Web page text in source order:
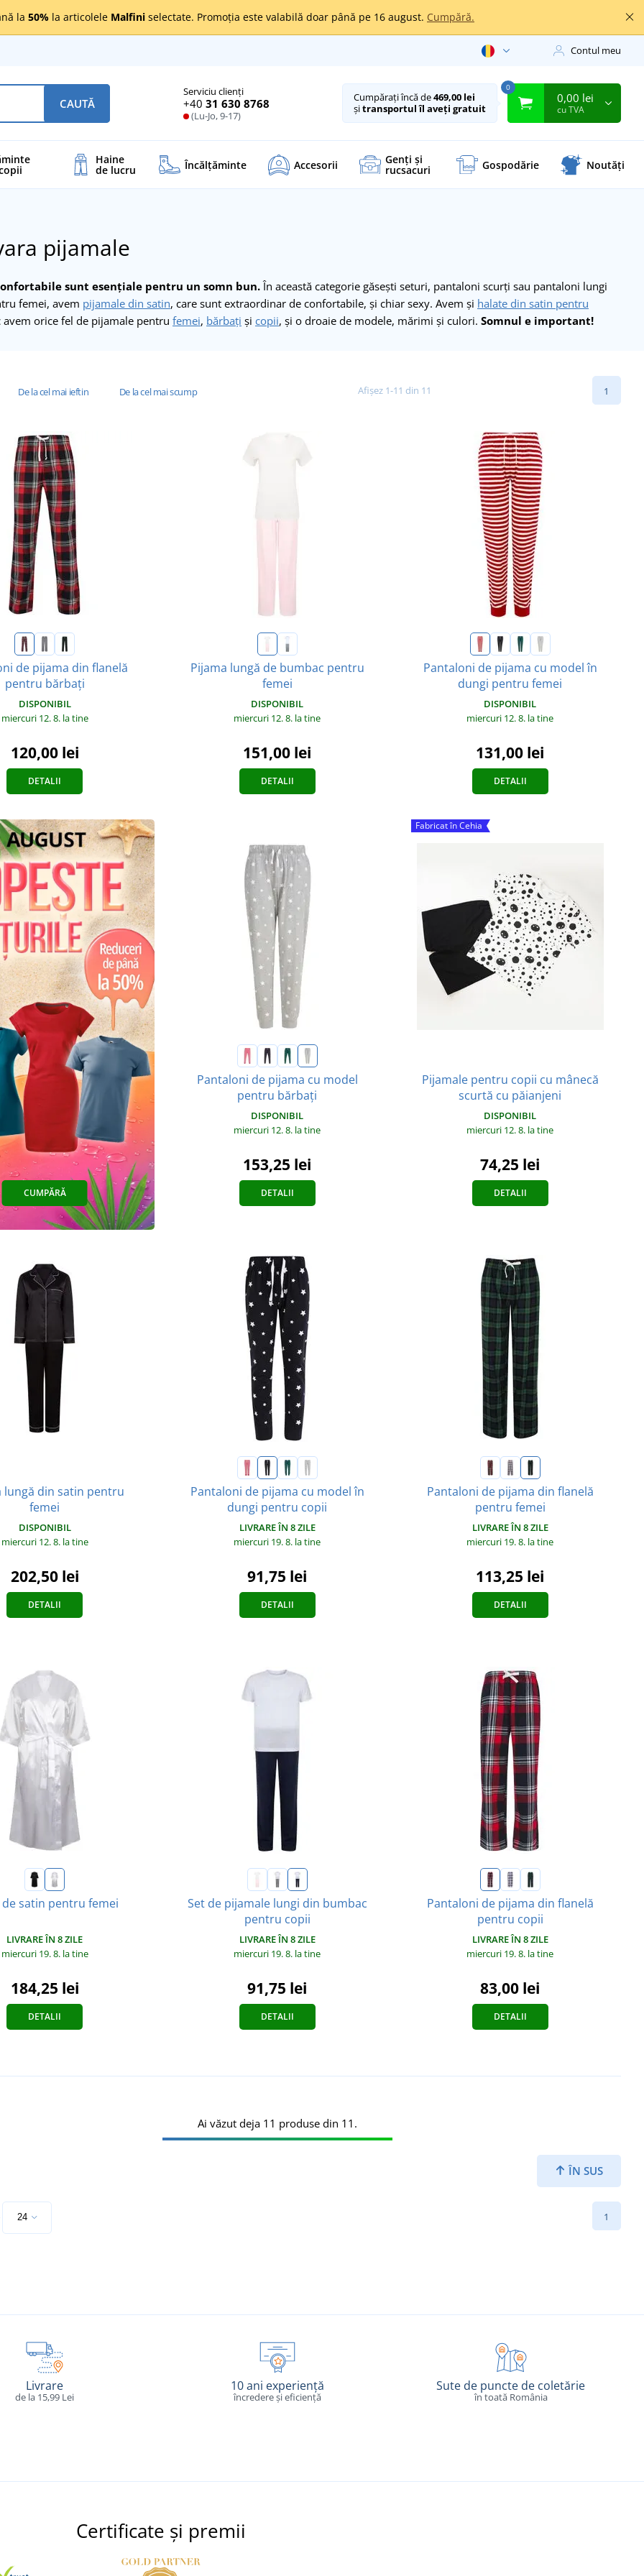
la 50% la articolele Malfini selectate. Promoția este valabilă doar până pe 16 august. Cumpără.
Contul meu
Serviciu clienți
+40 31 630 8768
(Lu-Jo, 9-17)
CAUTĂ Cumpărați încă de469,00 lei
șitransportul îl aveți gratuit
0
0,00 lei
cu TVA
Haine
de lucru Încălţăminte Accesorii Genți și
rucsacuri Gospodărie Noutăți
pijamale
sunt esențiale pentru un somn bun.În această categorie găsești seturi, pantaloni scurți sau pantaloni lungi
femei, avem pijamale din satin, care sunt extraordinar de confortabile, și chiar sexy. Avem și halate din satin pentru
avem orice fel de pijamale pentru femei, bărbați și copii, și o droaie de modele, mărimi și culori. Somnul e important!
De la cel mai ieftin De la cel mai scump Afișez 1-11 din 11 1
de pijama din flanelă
pentru bărbați
DISPONIBIL
miercuri 12. 8. la tine
120,00 lei
DETALII
Pijama lungă de bumbac pentru
femei
DISPONIBIL
miercuri 12. 8. la tine
151,00 lei
DETALII
Pantaloni de pijama cu model în
dungi pentru femei
DISPONIBIL
miercuri 12. 8. la tine
131,00 lei
DETALII
CUMPĂRĂ
Pantaloni de pijama cu model
pentru bărbați
DISPONIBIL
miercuri 12. 8. la tine
153,25 lei
DETALII
Fabricat în Cehia
Pijamale pentru copii cu mânecă
scurtă cu păianjeni
DISPONIBIL
miercuri 12. 8. la tine
74,25 lei
DETALII
lungă din satin pentru
femei
DISPONIBIL
miercuri 12. 8. la tine
202,50 lei
DETALII
Pantaloni de pijama cu model în
dungi pentru copii
LIVRARE ÎN 8 ZILE
miercuri 19. 8. la tine
91,75 lei
DETALII
Pantaloni de pijama din flanelă
pentru femei
LIVRARE ÎN 8 ZILE
miercuri 19. 8. la tine
113,25 lei
DETALII
de satin pentru femei
LIVRARE ÎN 8 ZILE
miercuri 19. 8. la tine
184,25 lei
DETALII
Set de pijamale lungi din bumbac
pentru copii
LIVRARE ÎN 8 ZILE
miercuri 19. 8. la tine
91,75 lei
DETALII
Pantaloni de pijama din flanelă
pentru copii
LIVRARE ÎN 8 ZILE
miercuri 19. 8. la tine
83,00 lei
DETALII
ÎN SUS
Ai văzut deja 11 produse din 11.
1
Livrare
de la 15,99 Lei
10 ani experiență
încredere și eficiență
Sute de puncte de coletărie
în toată România
Certificate și premii